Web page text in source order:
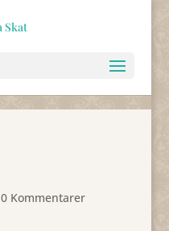
0 Kommentarer